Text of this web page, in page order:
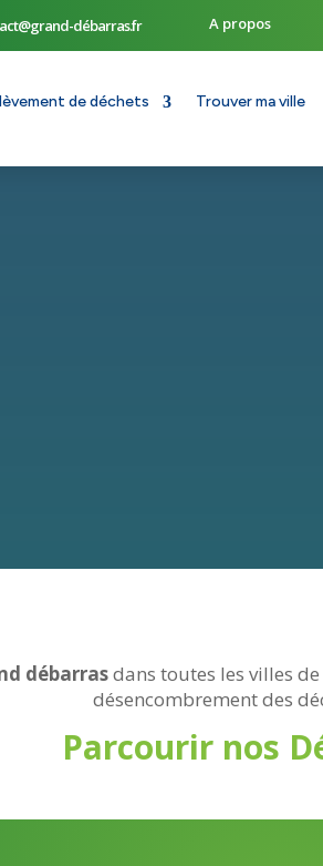
débarras.fr A propos
de déchets Trouver ma ville
débarrasdans toutes les villes
désencombrementdes
Parcourir nos